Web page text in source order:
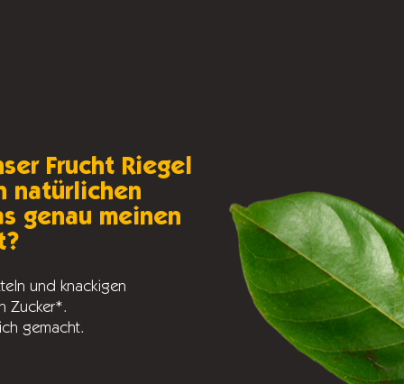
Frucht Riegel
natürlichen
genau meinen
und knackigen
Zucker*.
gemacht.